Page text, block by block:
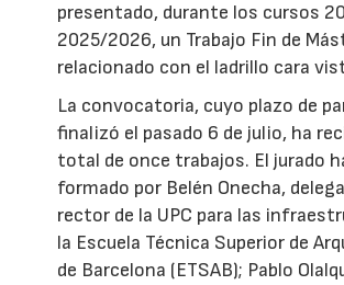
presentado, durante los cursos
2025/2026, un Trabajo Fin de
relacionado con el ladrillo cara
La convocatoria, cuyo plazo de
finalizó el pasado 6 de julio, ha
total de once trabajos. El jurado
formado por Belén Onecha,
rector de la UPC para las
la Escuela Técnica Superior de
de Barcelona (ETSAB); Pablo